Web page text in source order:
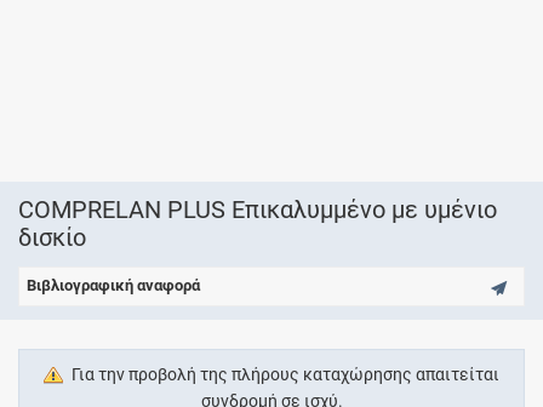
COMPRELAN PLUS Επικαλυµµένο µε υµένιο
δισκίο
Βιβλιογραφική αναφορά
Για την προβολή της πλήρους καταχώρησης απαιτείται
συνδρομή σε ισχύ.